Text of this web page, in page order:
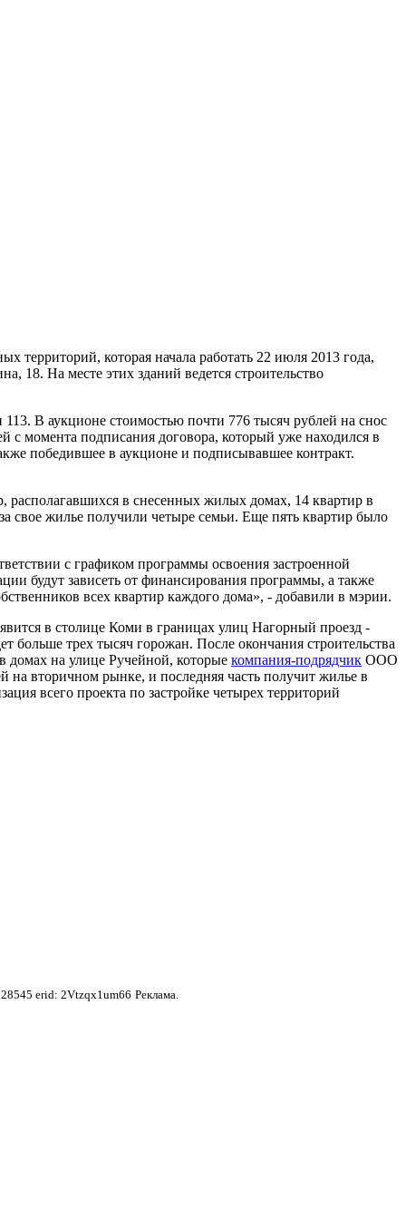
территорий, которая начала работать 22 июля 2013 года,
На месте этих зданий ведется строительство
В аукционе стоимостью почти 776 тысяч рублей на снос
момента подписания договора, который уже находился в
победившее в аукционе и подписывавшее контракт.
располагавшихся в снесенных жилых домах, 14 квартир в
свое жилье получили четыре семьи. Еще пять квартир было
с графиком программы освоения застроенной
будут зависеть от финансирования программы, а также
всех квартир каждого дома», - добавили в мэрии.
в столице Коми в границах улиц Нагорный проезд -
трех тысяч горожан. После окончания строительства
домах на улице Ручейной, которые компания-подрядчик ООО
на вторичном рынке, и последняя часть получит жилье в
всего проекта по застройке четырех территорий
erid: 2Vtzqx1um66 Реклама.